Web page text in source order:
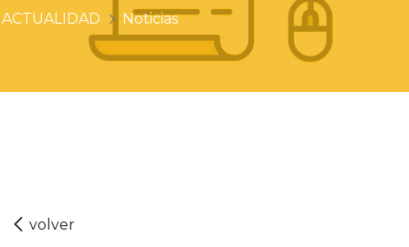
ACTUALIDAD Noticias